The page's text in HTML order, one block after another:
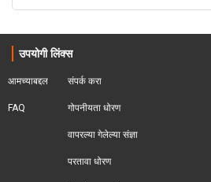
उपयोगी लिंक्स
आमच्याबद्दल
FAQ
संपर्क करा
गोपनीयता धोरण
वापरल्या गेलेल्या संज्ञा
परतावा धोरण